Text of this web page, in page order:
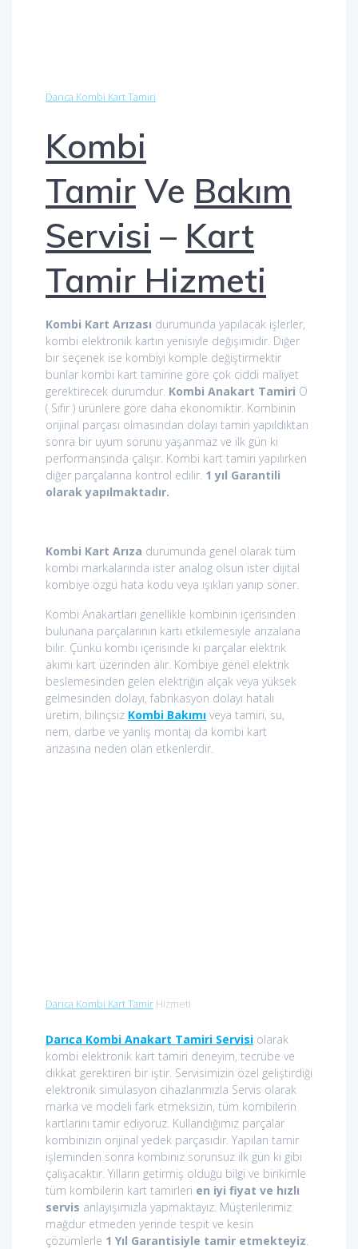
Darıca Kombi Kart Tamiri
Kombi
Tamir Ve Bakım
Servisi – Kart
Tamir Hizmeti
Kombi Kart Arızası durumunda yapılacak işlerler,
kombi elektronik kartın yenisiyle değişimidir. Diğer
bir seçenek ise kombiyi komple değiştirmektir
bunlar kombi kart tamirine göre çok ciddi maliyet
gerektirecek durumdur. Kombi Anakart Tamiri O
( Sıfır ) ürünlere göre daha ekonomiktir. Kombinin
orijinal parçası olmasından dolayı tamiri yapıldıktan
sonra bir uyum sorunu yaşanmaz ve ilk gün ki
performansında çalışır. Kombi kart tamiri yapılırken
diğer parçalarına kontrol edilir. 1 yıl Garantili
olarak yapılmaktadır.
Kombi Kart Arıza durumunda genel olarak tüm
kombi markalarında ister analog olsun ister dijital
kombiye özgü hata kodu veya ışıkları yanıp söner.
Kombi Anakartları genellikle kombinin içerisinden
bulunana parçalarının kartı etkilemesiyle arızalana
bilir. Çünkü kombi içerisinde ki parçalar elektrik
akımı kart üzerinden alır. Kombiye genel elektrik
beslemesinden gelen elektriğin alçak veya yüksek
gelmesinden dolayı, fabrikasyon dolayı hatalı
üretim, bilinçsiz Kombi Bakımı veya tamiri, su,
nem, darbe ve yanlış montaj da kombi kart
arızasına neden olan etkenlerdir.
Darıca Kombi Kart Tamir Hizmeti
Darıca Kombi Anakart Tamiri Servisi olarak
kombi elektronik kart tamiri deneyim, tecrübe ve
dikkat gerektiren bir iştir. Servisimizin özel geliştirdiği
elektronik simülasyon cihazlarımızla Servis olarak
marka ve modeli fark etmeksizin, tüm kombilerin
kartlarını tamir ediyoruz. Kullandığımız parçalar
kombinizin orijinal yedek parçasıdır. Yapılan tamir
işleminden sonra kombiniz sorunsuz ilk gün ki gibi
çalışacaktır. Yılların getirmiş olduğu bilgi ve birikimle
tüm kombilerin kart tamirleri en iyi fiyat ve hızlı
servis anlayışımızla yapmaktayız. Müşterilerimiz
mağdur etmeden yerinde tespit ve kesin
çözümlerle 1 Yıl Garantisiyle tamir etmekteyiz